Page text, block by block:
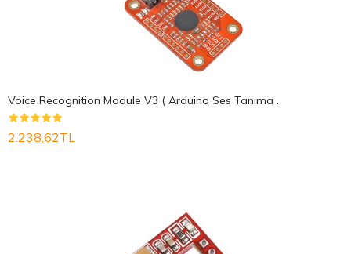
Voice Recognition Module V3 ( Arduino Ses Tanıma ..
2.238,62TL